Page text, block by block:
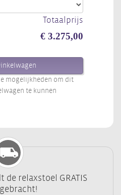
Totaalprijs
€ 3.275,00
mogelijkheden om dit
te kunnen
de relaxstoel GRATIS